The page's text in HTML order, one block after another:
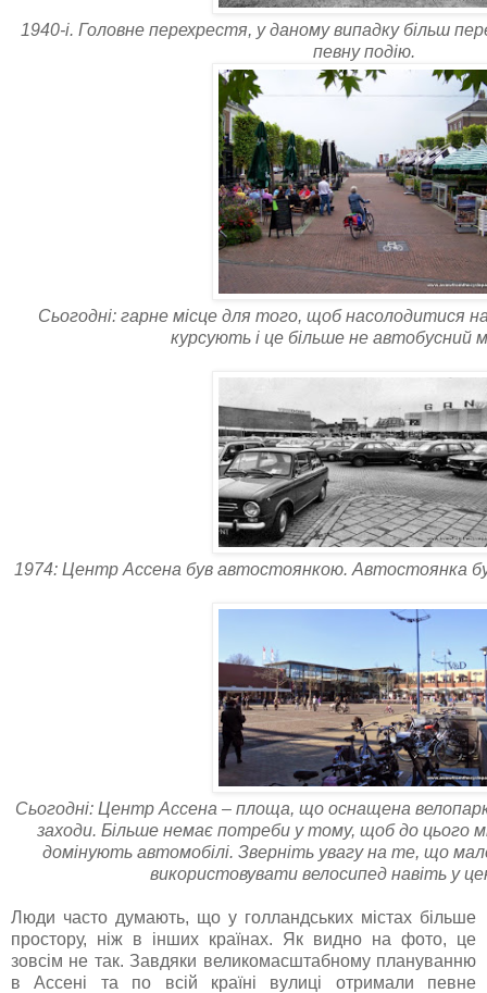
1940-і. Головне перехрестя, у даному випадку більш
певну подію.
Сьогодні: гарне місце для того, щоб насолодитися
курсують і це більше не автобусний
1974: Центр Ассена був автостоянкою. Автостоянка
Сьогодні: Центр Ассена – площа, що оснащена
заходи. Більше немає потреби у тому, щоб до цього
домінують автомобілі. Зверніть увагу на те, що
використовувати велосипед навіть у
Люди часто думають, що у голландських містах більше
простору, ніж в інших країнах. Як видно на фото, це
зовсім не так. Завдяки великомасштабному плануванню
в Ассені та по всій країні вулиці отримали певне